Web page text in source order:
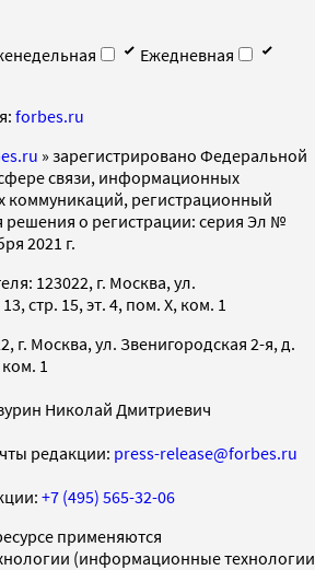
Ежедневная
forbes.ru
» зарегистрировано Федеральной
связи, информационных
коммуникаций, регистрационный
решения о регистрации: серия Эл №
2021 г.
123022, г. Москва, ул.
стр. 15, эт. 4, пом. X, ком. 1
г. Москва, ул. Звенигородская 2-я, д.
1
Николай Дмитриевич
редакции: press-release@forbes.ru
+7 (495) 565-32-06
применяются
(информационные технологии